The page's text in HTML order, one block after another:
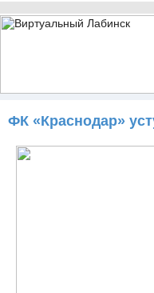
ФК «Краснодар»